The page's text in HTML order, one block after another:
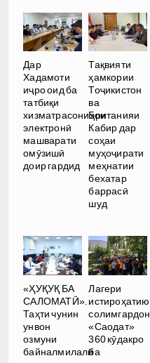
Дар
Хадамоти
иҷро оид ба
татбиқи
хизматрасониҳои
электронӣ
машварати
омӯзишӣ
доир гардид
Тақвияти
ҳамкории
Тоҷикистон
ва
Британияи
Кабир дар
соҳаи
муҳоҷирати
меҳнатии
бехатар
баррасӣ
шуд
«ҲУҚУҚ БА
САЛОМАТӢ».
Таҳти чунин
унвон
озмуни
байналмилалӣ
Лагери
истироҳатию
«Саодат»
360 кӯдакро
ба